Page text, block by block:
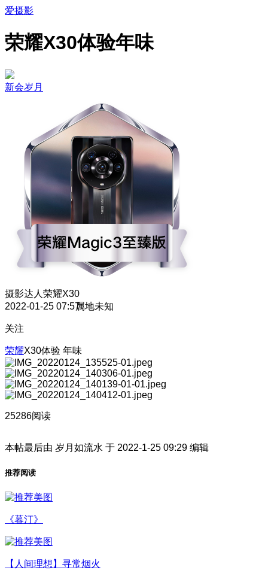
爱摄影
荣耀X30体验年味
新会岁月
摄影达人 荣耀X30
2022-01-25 07:57属地未知
关注
荣耀X30体验 年味
25286阅读
本帖最后由 岁月如流水 于 2022-1-25 09:29 编辑
推荐阅读
《暮汀》
【人间理想】寻常烟火